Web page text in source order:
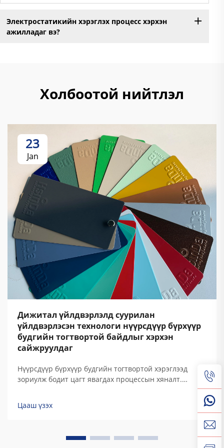
Электростатикийн хэрэглэх процесс хэрхэн
ажилладаг вэ?
Холбоотой нийтлэл
23
Jan
Дижитал үйлдвэрлэлд суурилан
үйлдвэрлэсэн технологи нүүрсдүүр бүрхүүр
будгийн тогтвортой байдлыг хэрхэн
сайжруулдаг
Нүүрсдүүр бүрхүүр будгийн тогтвортой хэрэглээд
зориулж бодит цагт явагдах процессын хяналт.
электростатик будаг тараагч системд механик дүүрэлт
зэрэг орчин факторууд нүүрсдүүр бүрхүүр будгийн
Цааш үзэх